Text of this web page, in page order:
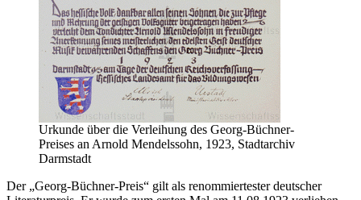
Urkunde über die Verleihung des Georg-Büchner-
Preises an Arnold Mendelssohn, 1923, Stadtarchiv
Darmstadt
Der „Georg-Büchner-Preis“ gilt als renommiertester deutscher